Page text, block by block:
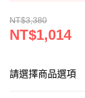
NT$3,380
NT$1,014
請選擇商品選項